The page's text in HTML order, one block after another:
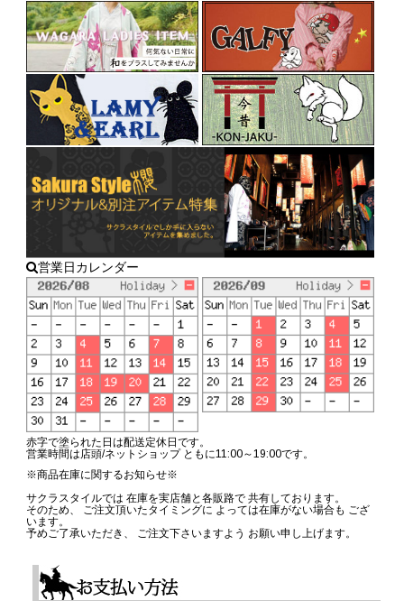
営業日カレンダー
赤字で塗られた日は配送定休日です。
営業時間は店頭/ネットショップ ともに11:00～19:00です。
※商品在庫に関するお知らせ※
サクラスタイルでは 在庫を実店舗と各販路で 共有しております。
そのため、 ご注文頂いたタイミングに よっては在庫がない場合も ござ
います。
予めご了承いただき、 ご注文下さいますよう お願い申し上げます。